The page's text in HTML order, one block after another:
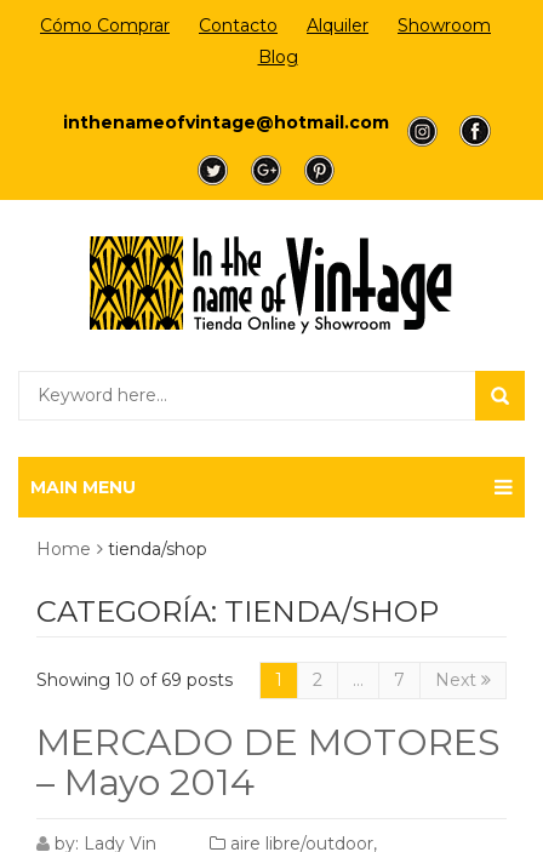
Cómo Comprar Contacto Alquiler
Showroom
Blog
inthenameofvintage@hotmail.com
a
a
a
a a
MAIN MENU
Home tienda/shop
CATEGORÍA: TIENDA/SHOP
Showing 10 of 69 posts 1 2 … 7 Next
MERCADO DE MOTORES
– Mayo 2014
by: Lady Vin aire libre/outdoor,